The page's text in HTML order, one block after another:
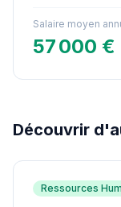
Salaire moyen
57 000 €
Découvrir
Ressources